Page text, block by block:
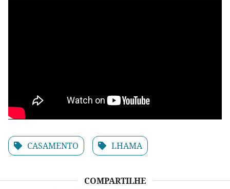
CASAMENTO LHAMA
COMPARTILHE